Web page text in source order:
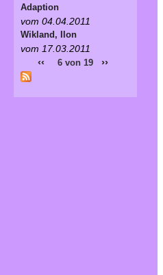
Adaption
vom 04.04.2011
Wikland, Ilon
vom 17.03.2011
‹‹ 6 von 19 ››